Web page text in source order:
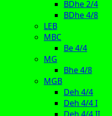
BDhe 2/4
BDhe 4/8
LEB
MBC
Be 4/4
MG
Bhe 4/8
MGB
Deh 4/4
Deh 4/4 I